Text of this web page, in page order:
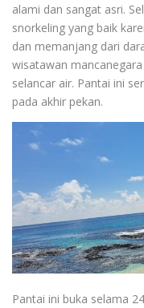
alami dan sangat asri.
snorkeling yang baik
dan memanjang dari
wisatawan
selancar air. Pantai ini
pada akhir pekan.
Pantai ini buka selama